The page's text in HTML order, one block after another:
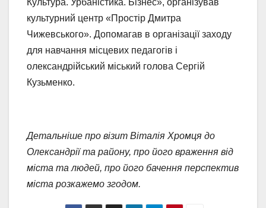
Культура. Урбаністика. Бізнес», організував
культурний центр «Простір Дмитра
Чижевського». Допомагав в організації заходу
для навчання місцевих педагогів і
олександрійський міський голова Сергій
Кузьменко.
Детальніше про візит Віталія Хромця до
Олександрії та району, про його враження від
міста та людей, про його бачення перспектив
міста розкажемо згодом.